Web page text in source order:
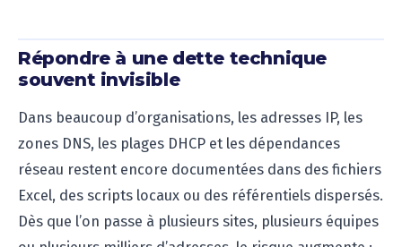
Répondre à une dette technique
souvent invisible
Dans beaucoup d’organisations, les adresses IP, les
zones DNS, les plages DHCP et les dépendances
réseau restent encore documentées dans des fichiers
Excel, des scripts locaux ou des référentiels dispersés.
Dès que l’on passe à plusieurs sites, plusieurs équipes